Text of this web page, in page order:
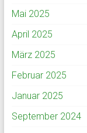
Mai 2025
April 2025
März 2025
Februar 2025
Januar 2025
September 2024